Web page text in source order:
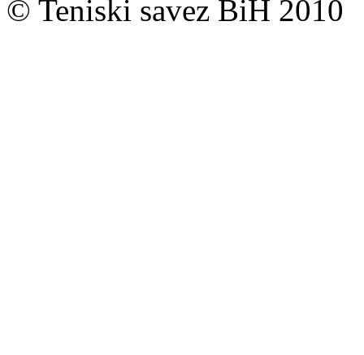
© Teniski savez BiH 2010